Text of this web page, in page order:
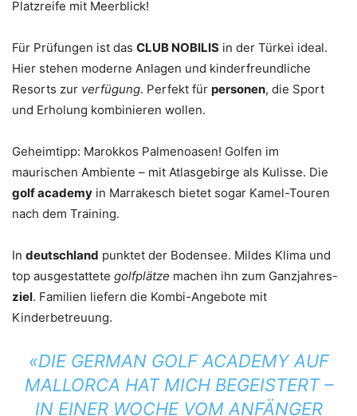
Platzreife mit Meerblick!
Für Prüfungen ist das CLUB NOBILIS in der Türkei ideal.
Hier stehen moderne Anlagen und kinderfreundliche
Resorts zur verfügung. Perfekt für personen, die Sport
und Erholung kombinieren wollen.
Geheimtipp: Marokkos Palmenoasen! Golfen im
maurischen Ambiente – mit Atlasgebirge als Kulisse. Die
golf academy in Marrakesch bietet sogar Kamel-Touren
nach dem Training.
In deutschland punktet der Bodensee. Mildes Klima und
top ausgestattete golfplätze machen ihn zum Ganzjahres-
ziel. Familien liefern die Kombi-Angebote mit
Kinderbetreuung.
«DIE GERMAN GOLF ACADEMY AUF
MALLORCA HAT MICH BEGEISTERT –
IN EINER WOCHE VOM ANFÄNGER